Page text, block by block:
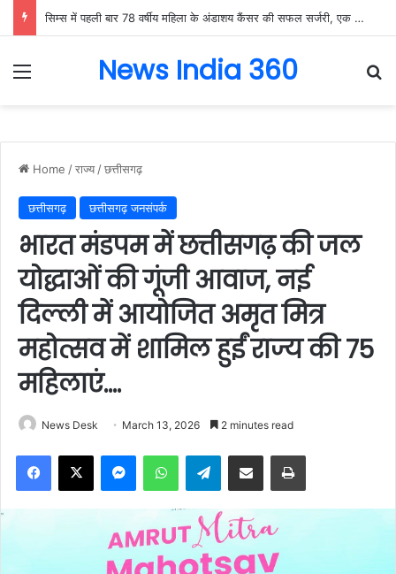
सिम्स में पहली बार 78 वर्षीय महिला के अंडाशय कैंसर की सफल सर्जरी, एक किलो का ट्यूमर निकाल महिला को दिया नया जीवन….
Menu News India 360
Home /राज्य /छत्तीसगढ़
छत्तीसगढ़ छत्तीसगढ़ जनसंपर्क
भारत मंडपम में छत्तीसगढ़ की जल
योद्धाओं की गूंजी आवाज, नई
दिल्ली में आयोजित अमृत मित्र
महोत्सव में शामिल हुईं राज्य की 75
महिलाएं….
News Desk March 13, 2026 2 minutes read
Facebook
X MessengerWhatsAppTelegramShare via Email Print